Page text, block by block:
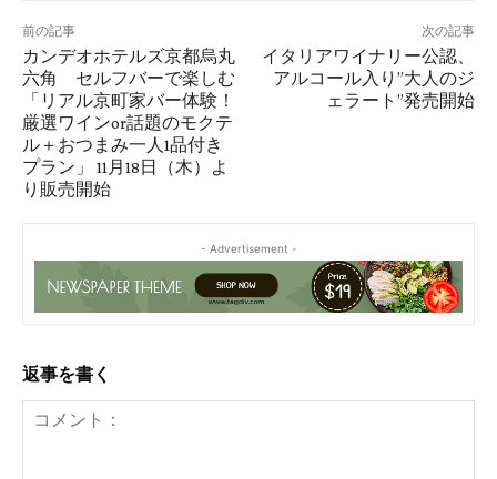
前の記事
カンデオホテルズ京都烏丸
六角 セルフバーで楽しむ
「リアル京町家バー体験！
厳選ワインor話題のモクテ
ル＋おつまみ一人1品付き
プラン」 11月18日（木）よ
り販売開始
次の記事
イタリアワイナリー公認、
アルコール入り”大人のジ
ェラート”発売開始
- Advertisement -
返事を書く